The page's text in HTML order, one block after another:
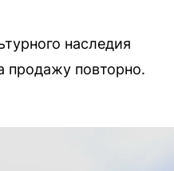
наследия
продажу повторно.